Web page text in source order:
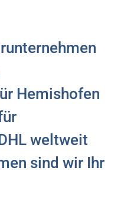
Hemishofen
weltweit
sind wir Ihr